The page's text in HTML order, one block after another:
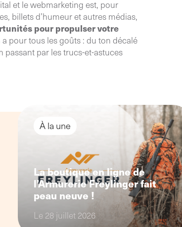
et le webmarketing est, pour
billets d’humeur et autres médias,
pour propulser votre
a pour tous les goûts : du ton décalé
passant par les trucs-et-astuces
À la une
La boutique en ligne de
l’Armurerie Freylinger fait
peau neuve !
Le 28 juillet 2026